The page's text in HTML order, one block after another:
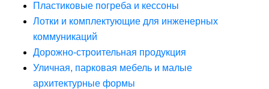
Пластиковые погреба и кессоны
Лотки и комплектующие для инженерных
коммуникаций
Дорожно-строительная продукция
Уличная, парковая мебель и малые
архитектурные формы